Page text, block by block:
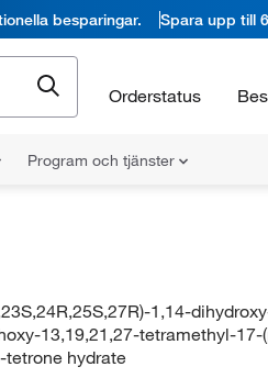
besparingar. Spara upp till
Orderstatus
Program och tjänster
1,14-
13,19,21,27-tetramethyl-
tetrone hydrate